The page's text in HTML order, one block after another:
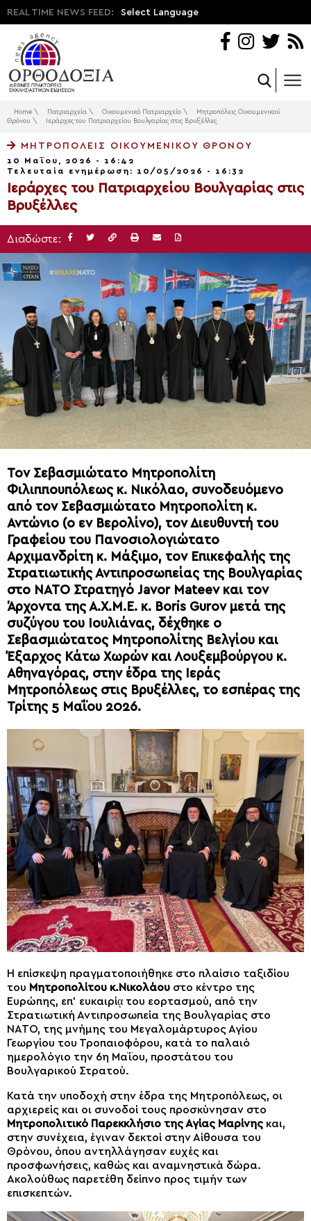
REAL TIME NEWS FEED: Select Language
Home \ Πατριαρχεία \ Οικουμενικό Πατριαρχείο \
Μητροπόλεις Οικουμενικού
Θρόνου \ Ιεράρχες του Πατριαρχείου Βουλγαρίας στις Βρυξέλλες
ΜΗΤΡΟΠΌΛΕΙΣ ΟΙΚΟΥΜΕΝΙΚΟΎ ΘΡΌΝΟΥ
10 Μαΐου, 2026 - 16:42
Τελευταία ενημέρωση: 10/05/2026 - 16:32
Ιεράρχες του Πατριαρχείου Βουλγαρίας στις
Βρυξέλλες
Διαδώστε:
Τον Σεβασμιώτατο Μητροπολίτη
Φιλιππουπόλεως κ. Νικόλαο, συνοδευόμενο
από τον Σεβασμιώτατο Μητροπολίτη κ.
Αντώνιο (ο εν Βερολίνο), τον Διευθυντή του
Γραφείου του Πανοσιολογιώτατο
Αρχιμανδρίτη κ. Μάξιμο, τον Επικεφαλής της
Στρατιωτικής Αντιπροσωπείας της Βουλγαρίας
στο ΝΑΤΟ Στρατηγό Javor Mateev και τον
Άρχοντα της Α.Χ.Μ.Ε. κ. Boris Gurov μετά της
συζύγου του Ιουλιάνας, δέχθηκε ο
Σεβασμιώτατος Μητροπολίτης Βελγίου και
Έξαρχος Κάτω Χωρών και Λουξεμβούργου κ.
Αθηναγόρας, στην έδρα της Ιεράς
Μητροπόλεως στις Βρυξέλλες, το εσπέρας της
Τρίτης 5 Μαΐου 2026.
Η επίσκεψη πραγματοποιήθηκε στο πλαίσιο ταξιδίου
του Μητροπολίτου κ.Νικολάου στο κέντρο της
Ευρώπης, επ’ ευκαιρίᾳ του εορτασμού, από την
Στρατιωτική Αντιπροσωπεία της Βουλγαρίας στο
ΝΑΤΟ, της μνήμης του Μεγαλομάρτυρος Αγίου
Γεωργίου του Τροπαιοφόρου, κατά το παλαιό
ημερολόγιο την 6η Μαΐου, προστάτου του
Βουλγαρικού Στρατού.
Κατά την υποδοχή στην έδρα της Μητροπόλεως, οι
αρχιερείς και οι συνοδοί τους προσκύνησαν στο
Μητροπολιτικό Παρεκκλήσιο της Αγίας Μαρίνης και,
στην συνέχεια, έγιναν δεκτοί στην Αίθουσα του
Θρόνου, όπου αντηλλάγησαν ευχές και
προσφωνήσεις, καθώς και αναμνηστικά δώρα.
Ακολούθως παρετέθη δείπνο προς τιμήν των
επισκεπτών.